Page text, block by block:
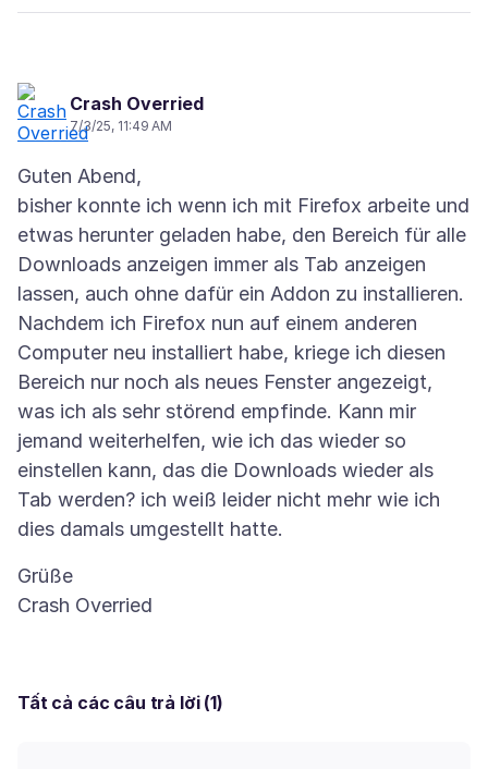
Crash Overried
7/3/25, 11:49 AM
Guten Abend,
bisher konnte ich wenn ich mit Firefox arbeite und
etwas herunter geladen habe, den Bereich für alle
Downloads anzeigen immer als Tab anzeigen
lassen, auch ohne dafür ein Addon zu installieren.
Nachdem ich Firefox nun auf einem anderen
Computer neu installiert habe, kriege ich diesen
Bereich nur noch als neues Fenster angezeigt,
was ich als sehr störend empfinde. Kann mir
jemand weiterhelfen, wie ich das wieder so
einstellen kann, das die Downloads wieder als
Tab werden? ich weiß leider nicht mehr wie ich
Grüße
Tất cả các câu trả lời (1)